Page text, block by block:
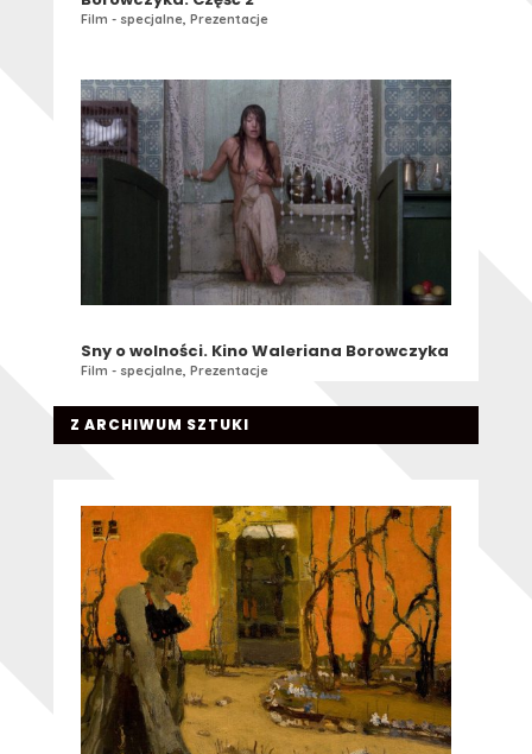
Film - specjalne, Prezentacje
Sny o wolności. Kino Waleriana Borowczyka
Film - specjalne, Prezentacje
Z ARCHIWUM SZTUKI